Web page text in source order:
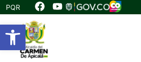
Abrir barra de
PQR